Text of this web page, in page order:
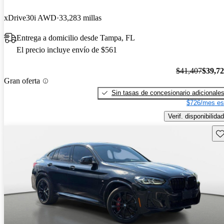
xDrive30i AWD 33,283 millas
Entrega a domicilio desde Tampa, FL
El precio incluye envío de $561
Gran oferta
$41,407
Sin tasas de concesionario adicionales
$726/mes
Verif. disponibilidad